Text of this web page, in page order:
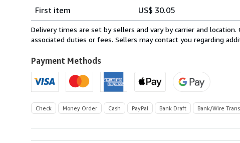
rates
from
France
U.S.A.
First item
US$ 30.05
Delivery times are set by sellers and vary by carrier and
associated duties or fees. Sellers may contact you regarding
Payment Methods
Check Money Order Cash PayPal Bank Draft Bank/Wire